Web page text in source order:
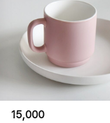
15,000